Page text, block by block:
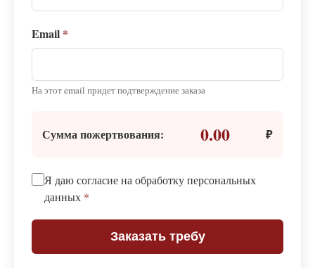
Email *
На этот email придет подтверждение заказа
Сумма пожертвования: 0.00 ₽
Я даю согласие на обработку персональных
данных *
Заказать требу